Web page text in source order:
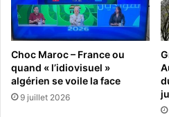
Choc Maroc – France ou
quand « l’idiovisuel »
algérien se voile la face
9 juillet 2026